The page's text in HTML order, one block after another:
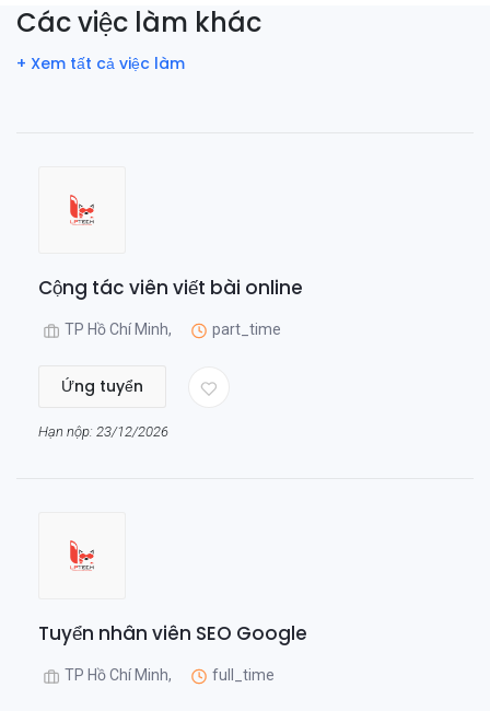
Các việc làm khác
+ Xem tất cả việc làm
Cộng tác viên viết bài online
TP Hồ Chí Minh, part_time
Ứng tuyển
Hạn nộp: 23/12/2026
Tuyển nhân viên SEO Google
TP Hồ Chí Minh, full_time